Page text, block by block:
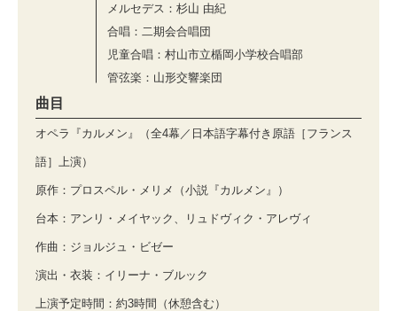
メルセデス：杉⼭ 由紀
合唱：二期会合唱団
児童合唱：村⼭市⽴楯岡⼩学校合唱部
管弦楽：山形交響楽団
曲目
オペラ『カルメン』（全4幕／日本語字幕付き原語［フランス
語］上演）
原作：プロスペル・メリメ（小説『カルメン』）
台本：アンリ・メイヤック、リュドヴィク・アレヴィ
作曲：ジョルジュ・ビゼー
演出・衣装：イリーナ・ブルック
上演予定時間：約3時間（休憩含む）